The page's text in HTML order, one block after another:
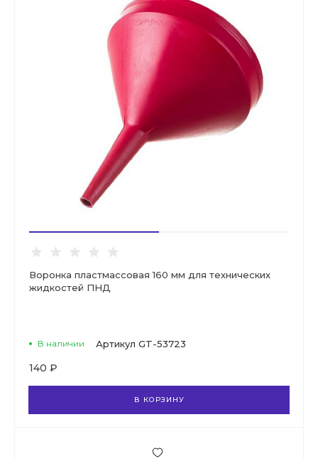
Воронка пластмассовая 160 мм для технических
жидкостей ПНД
В наличии Артикул GT-53723
140 ₽
В КОРЗИНУ